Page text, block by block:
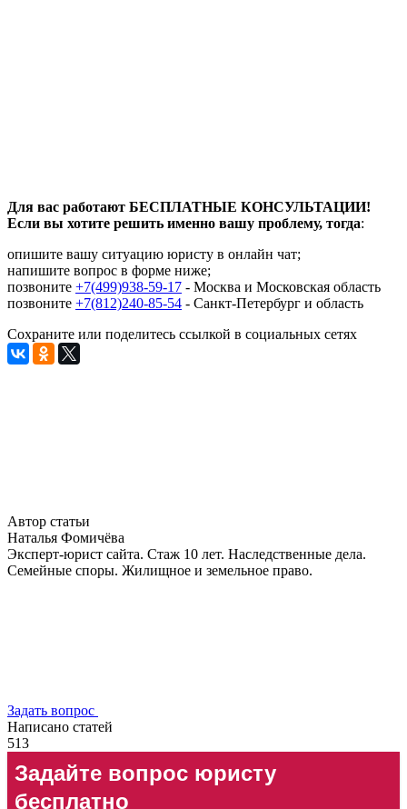
Для вас работают БЕСПЛАТНЫЕ КОНСУЛЬТАЦИИ!
Если вы хотите решить именно вашу проблему, тогда:
опишите вашу ситуацию юристу в онлайн чат;
напишите вопрос в форме ниже;
позвоните +7(499)938-59-17 - Москва и Московская область
позвоните +7(812)240-85-54 - Санкт-Петербург и область
Сохраните или поделитесь ссылкой в социальных сетях
Автор статьи
Наталья Фомичёва
Эксперт-юрист сайта. Стаж 10 лет. Наследственные дела.
Семейные споры. Жилищное и земельное право.
Задать вопрос
Написано статей
513